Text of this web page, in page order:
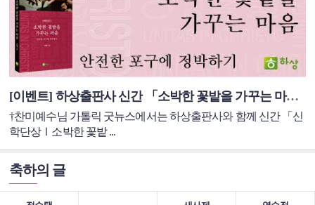
[이벤트] 하상출판사 신간 「소박한 꽃밭을 가꾸는 마음」 도서 이벤트
†찬미예수님 가톨릭 굿뉴스에서는 하상출판사와 함께 신간 「신
학단상Ⅰ소박한 꽃밭 ...
축하의 글